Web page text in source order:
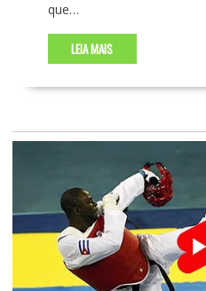
que…
LEIA MAIS